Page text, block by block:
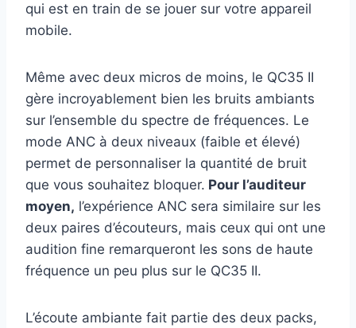
qui est en train de se jouer sur votre appareil
mobile.
Même avec deux micros de moins, le QC35 II
gère incroyablement bien les bruits ambiants
sur l’ensemble du spectre de fréquences. Le
mode ANC à deux niveaux (faible et élevé)
permet de personnaliser la quantité de bruit
que vous souhaitez bloquer. Pour l’auditeur
moyen, l’expérience ANC sera similaire sur les
deux paires d’écouteurs, mais ceux qui ont une
audition fine remarqueront les sons de haute
fréquence un peu plus sur le QC35 II.
L’écoute ambiante fait partie des deux packs,